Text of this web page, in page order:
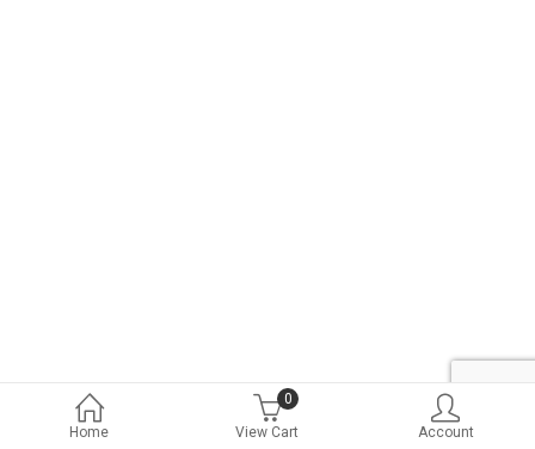
Home
0
View Cart
Account